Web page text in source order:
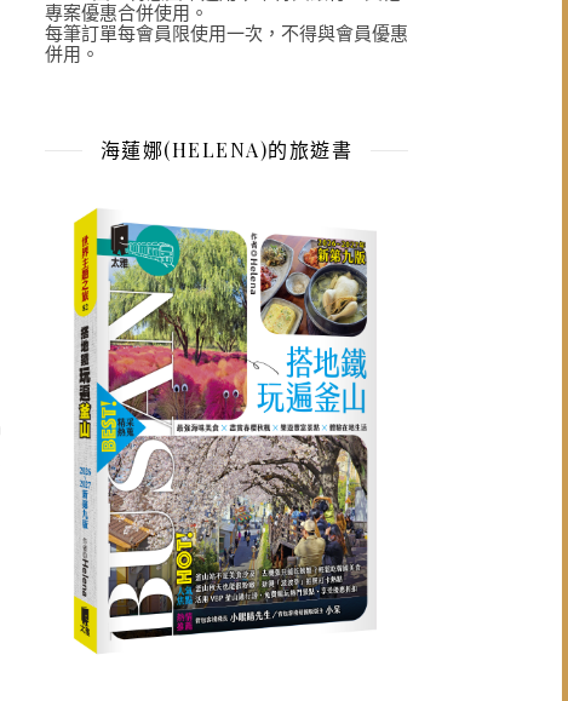
專案優惠合併使用。
每筆訂單每會員限使用一次，不得與會員優惠
併用。
海蓮娜(HELENA)的旅遊書